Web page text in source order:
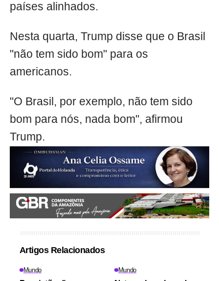
países alinhados.
Nesta quarta, Trump disse que o Brasil
"não tem sido bom" para os
americanos.
"O Brasil, por exemplo, não tem sido
bom para nós, nada bom", afirmou
Trump.
Artigos Relacionados
Mundo Mundo